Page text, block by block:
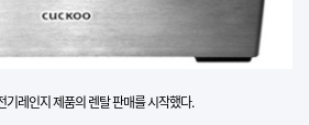
레인지 제품의 렌탈 판매를 시작했다.